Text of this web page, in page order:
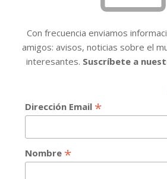
Con frecuencia enviamos
amigos: avisos, noticias sobre el
interesantes. Suscríbete a
Dirección Email *
Nombre *